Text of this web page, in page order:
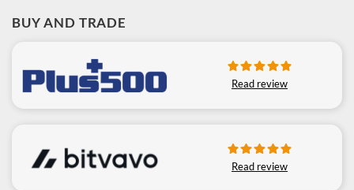
BUY AND TRADE
Read review
Read review